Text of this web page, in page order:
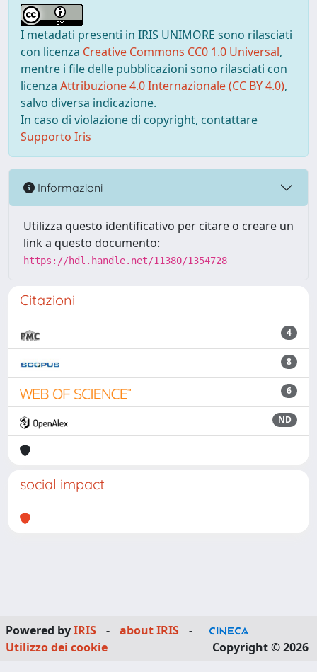
I metadati presenti in IRIS UNIMORE sono rilasciati
con licenza Creative Commons CC0 1.0 Universal,
mentre i file delle pubblicazioni sono rilasciati con
licenza Attribuzione 4.0 Internazionale (CC BY 4.0),
salvo diversa indicazione.
In caso di violazione di copyright, contattare
Supporto Iris
Informazioni
Utilizza questo identificativo per citare o creare un
link a questo documento:
https://hdl.handle.net/11380/1354728
Citazioni
4
8
6
ND
social impact
Powered byIRIS - about IRIS
-
Utilizzo dei cookie
Copyright © 2026